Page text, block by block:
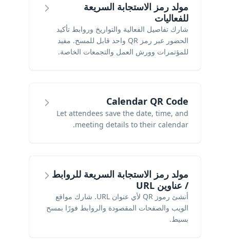
مولد رمز الاستجابة السريعة
للفعاليات
شارك تفاصيل الفعالية والتواريخ وروابط تأكيد
الحضور عبر رمز QR واحد قابل للمسح. مفيد
للمؤتمرات وورش العمل والتجمعات الخاصة.
Calendar QR Code
Let attendees save the date, time, and
meeting details to their calendar.
مولد رمز الاستجابة السريعة للروابط
/ عناوين URL
أنشئ رموز QR لأي عنوان URL. شارك مواقع
الويب والصفحات المقصودة والروابط فورًا بمسح
بسيط.